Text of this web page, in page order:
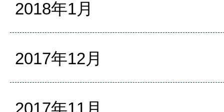
2018年1月
2017年12月
2017年11月